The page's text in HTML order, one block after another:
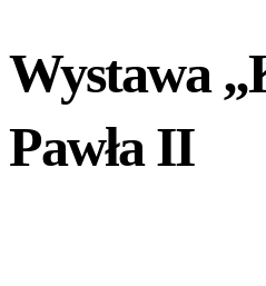
Wystawa
Pawła II